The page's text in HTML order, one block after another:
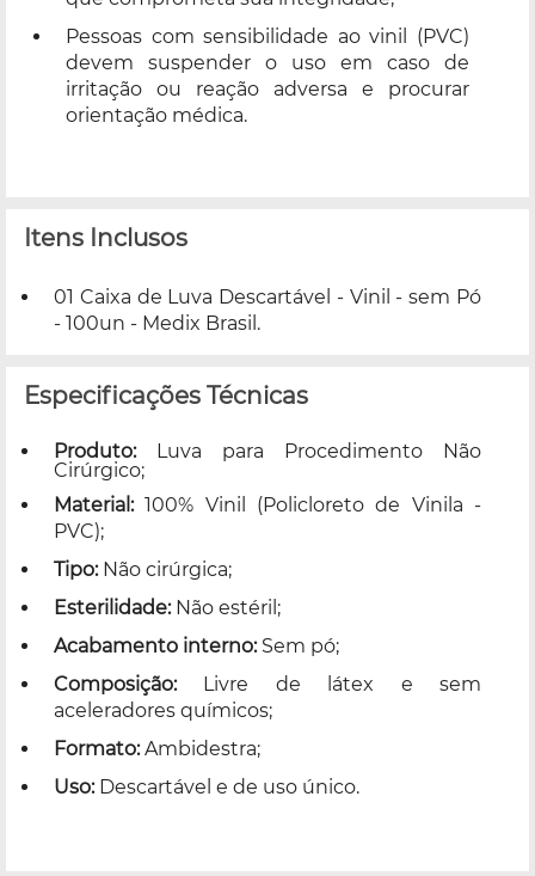
Pessoas com sensibilidade ao vinil (PVC)
devem suspender o uso em caso de
irritação ou reação adversa e procurar
orientação médica.
Itens Inclusos
01 Caixa de Luva Descartável - Vinil - sem Pó
- 100un - Medix Brasil.
Especificações Técnicas
Produto: Luva para Procedimento Não
Cirúrgico;
Material:100% Vinil (Policloreto de Vinila -
PVC);
Tipo: Não cirúrgica;
Esterilidade: Não estéril;
Acabamento interno: Sem pó;
Composição: Livre de látex e sem
aceleradores químicos;
Formato:Ambidestra;
Uso: Descartável e de uso único.